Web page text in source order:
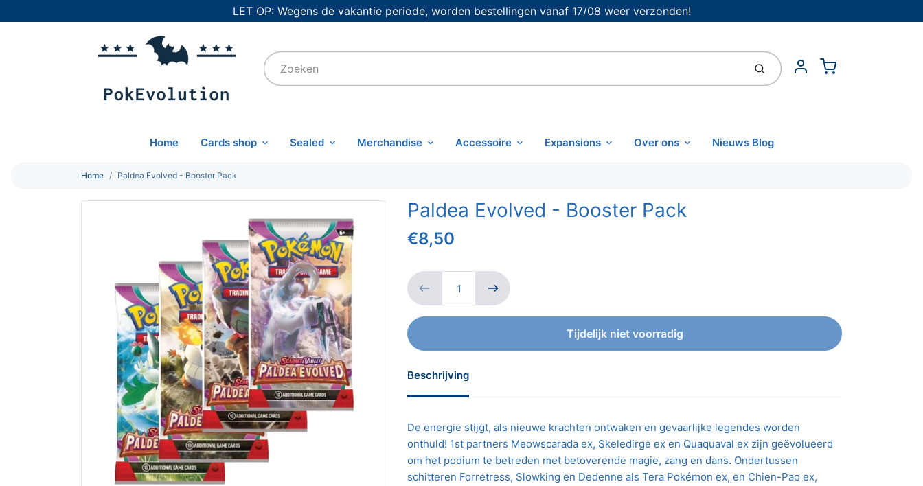
LET OP: Wegens de vakantie periode, worden bestellingen vanaf 17/08 weer verzonden!
IndienenAccount
Cart
Home Cards shop Sealed Merchandise Accessoire Expansions Over ons Nieuws Blog
Home Paldea Evolved - Booster Pack
Paldea Evolved - Booster Pack
€8,50
Tijdelijk niet voorradig
Beschrijving
De energie stijgt, als nieuwe krachten ontwaken en gevaarlijke legendes worden
onthuld! 1st partners Meowscarada ex, Skeledirge ex en Quaquaval ex zijn geëvolueerd
om het podium te betreden met betoverende magie, zang en dans. Ondertussen
schitteren Forretress, Slowking en Dedenne als Tera Pokémon ex, en Chien-Pao ex,